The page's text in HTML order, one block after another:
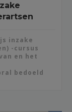
inzake
-cursus
en het
bedoeld